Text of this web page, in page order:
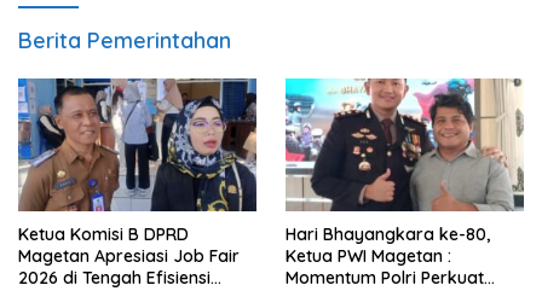
Berita Pemerintahan
Ketua Komisi B DPRD
Magetan Apresiasi Job Fair
2026 di Tengah Efisiensi
Hari Bhayangkara ke-80,
Ketua PWI Magetan :
Momentum Polri Perkuat